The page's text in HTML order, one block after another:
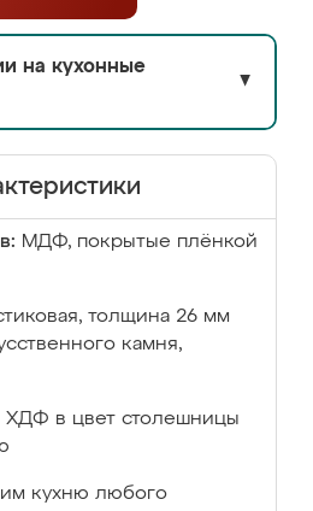
на кухонные
▼
МДФ, покрытые плёнкой
толщина 26 мм
камня,
ХДФ в цвет столешницы
кухню любого